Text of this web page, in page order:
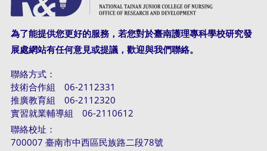
為了能提供您更好的服務，若您對於臺南護理專科學校研究發
展處網站有任何意見或提議，歡迎與我們聯絡。
聯絡方式：
技術合作組 06-2112331
推廣教育組 06-2112320
實習就業輔導組 06-2110612
聯絡校址：
700007 臺南市中西區民族路二段78號